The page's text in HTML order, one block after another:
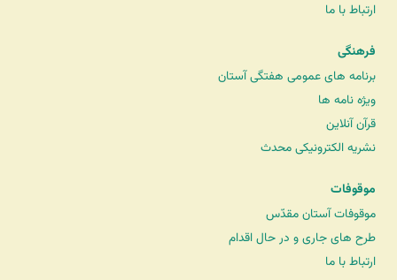
ارتباط با ما
فرهنگی
برنامه های عمومی هفتگی آستان
ویژه نامه ها
قرآن آنلاین
نشریه الکترونیکی محدث
موقوفات
موقوفات آستان مقدّس
طرح های جاری و در حال اقدام
ارتباط با ما